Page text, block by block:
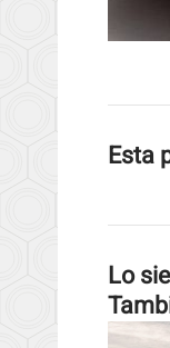
Esta
Lo